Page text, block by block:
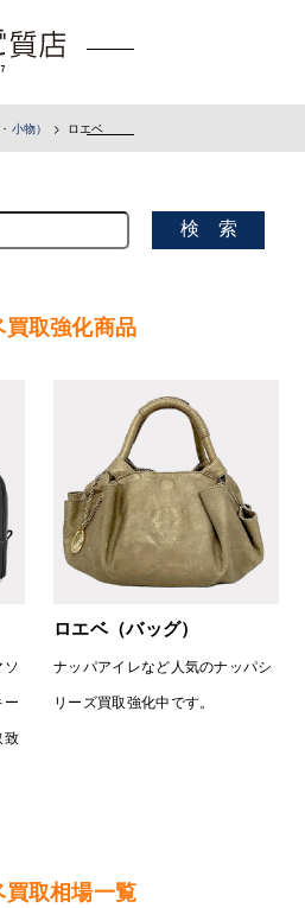
toggle
小物） ロエベ
検 索
買取強化商品
ソ
ー
致
ロエベ（バッグ）
ナッパアイレなど人気のナッパシ
リーズ買取強化中です。
買取相場一覧